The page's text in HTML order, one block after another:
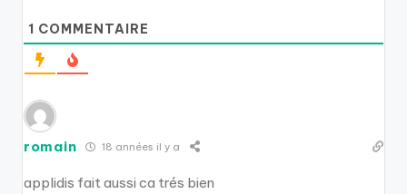
1 COMMENTAIRE
romain 18 années il y a
applidis fait aussi ca trés bien